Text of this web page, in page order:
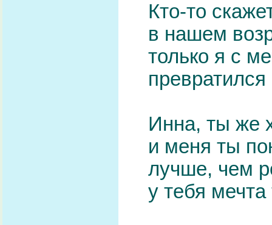
Кто-то
в нашем
только я с
Инна, ты же
и меня ты
лучше, чем
у тебя мечта